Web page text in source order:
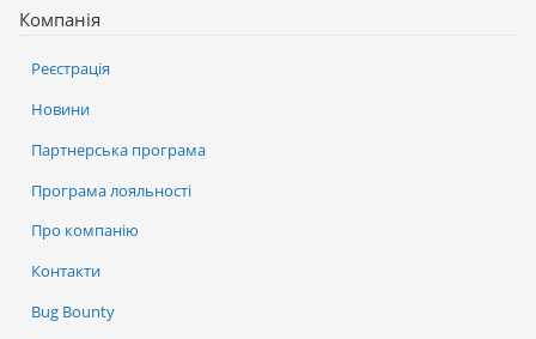
Компанія
Реєстрація
Новини
Партнерська програма
Програма лояльності
Про компанію
Контакти
Bug Bounty